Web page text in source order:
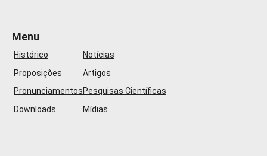
Menu
Histórico
Proposições
Pronunciamentos
Downloads
Notícias
Artigos
Pesquisas Científicas
Mídias